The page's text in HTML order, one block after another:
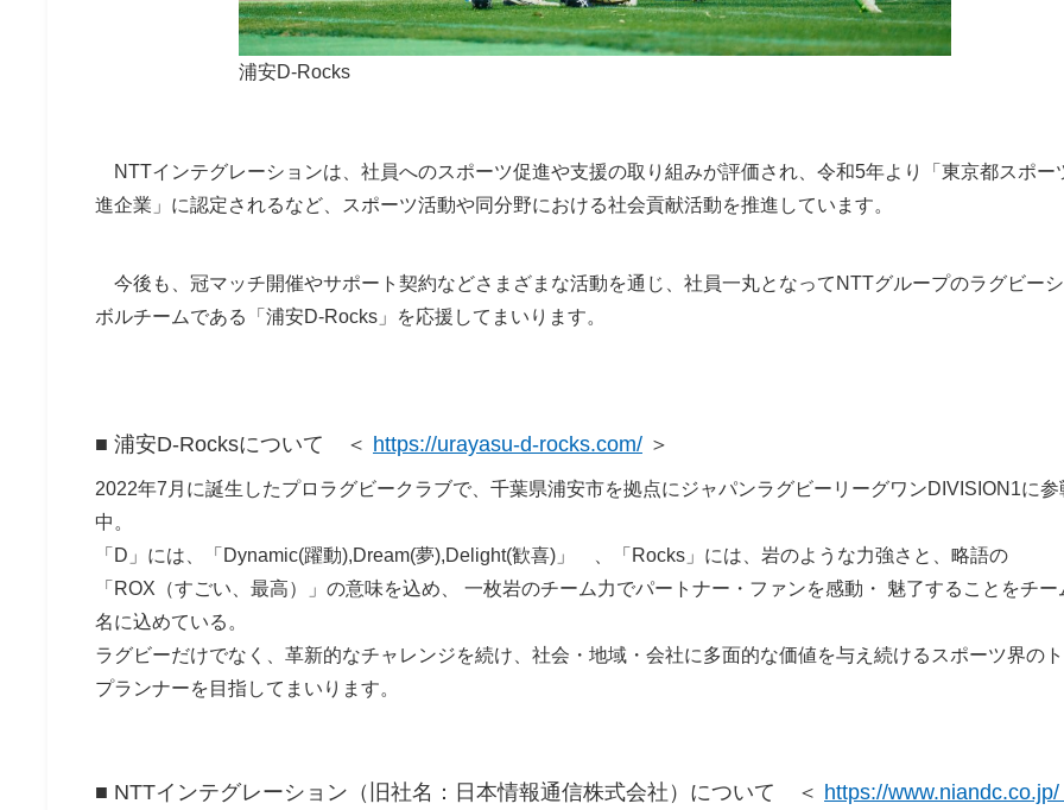
浦安D-Rocks
NTTインテグレーションは、社員へのスポーツ促進や支援の取り組みが評価され、令和5年より「東京都スポー
進企業」に認定されるなど、スポーツ活動や同分野における社会貢献活動を推進しています。
今後も、冠マッチ開催やサポート契約などさまざまな活動を通じ、社員一丸となってNTTグループのラグビー
ボルチームである「浦安D-Rocks」を応援してまいります。
■ 浦安D-Rocksについて ＜ https://urayasu-d-rocks.com/ ＞
2022年7月に誕生したプロラグビークラブで、千葉県浦安市を拠点にジャパンラグビーリーグワンDIVISION1に参
中。
「D」には、「Dynamic(躍動),Dream(夢),Delight(歓喜)」 、「Rocks」には、岩のような力強さと、略語の
「ROX（すごい、最高）」の意味を込め、 一枚岩のチーム力でパートナー・ファンを感動・ 魅了することをチー
名に込めている。
ラグビーだけでなく、革新的なチャレンジを続け、社会・地域・会社に多面的な価値を与え続けるスポーツ界の
プランナーを目指してまいります。
■ NTTインテグレーション（旧社名：日本情報通信株式会社）について ＜ https://www.niandc.co.jp/